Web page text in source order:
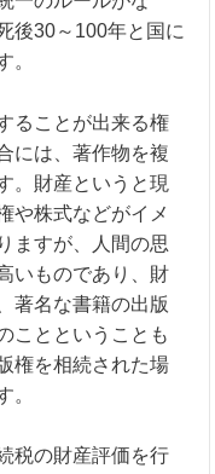
後30～100年と国に
。
ることが出来る権
には、著作物を複
。財産というと現
や株式などがイメ
ますが、人間の思
いものであり、財
著名な書籍の出版
ことということも
権を相続された場
。
税の財産評価を行